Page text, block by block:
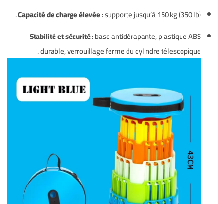
Capacité de charge élevée: supporte jusqu’à 150 kg (350 lb)
.
Stabilité et sécurité: base antidérapante, plastique ABS
durable, verrouillage ferme du cylindre télescopique
.